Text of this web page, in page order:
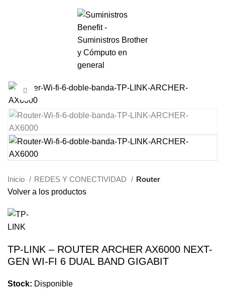
Haga Click para agrandar
Inicio REDES Y CONECTIVIDAD Router
Volver a los productos
TP-LINK – ROUTER ARCHER AX6000 NEXT-
GEN WI-FI 6 DUAL BAND GIGABIT
Stock: Disponible